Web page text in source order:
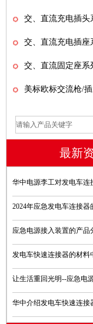
交、直流充电插头
交、直流充电插座
交、直流固定座系
美标欧标交流枪/
最新
华中电源李工对发电车连
2024年应急发电车连接器
应急电源接入装置的产品
发电车快速连接器的材料
让生活重回光明--应急电
华中介绍发电车快速连接